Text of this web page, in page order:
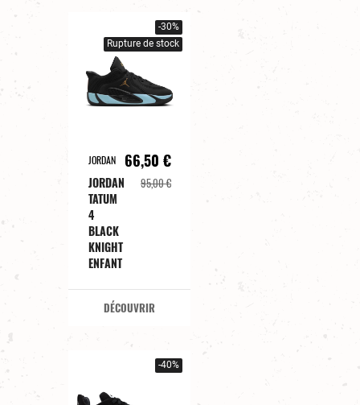
-30%
Rupture de stock
JORDAN
JORDAN
TATUM
4
BLACK
KNIGHT
ENFANT
66,50 €
95,00 €
DÉCOUVRIR
-40%